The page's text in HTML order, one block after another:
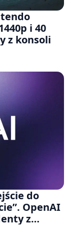
i 40
z konsoli
do
OpenAI
z